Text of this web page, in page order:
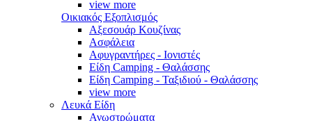
view more
Οικιακός Εξοπλισμός
Αξεσουάρ Κουζίνας
Ασφάλεια
Αφυγραντήρες - Ιονιστές
Είδη Camping - Θαλάσσης
Είδη Camping - Ταξιδιού - Θαλάσσης
view more
Λευκά Είδη
Ανωστρώματα